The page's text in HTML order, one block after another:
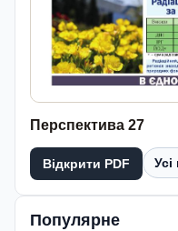
Перспектива 27
Відкрити PDF Усі
Популярне